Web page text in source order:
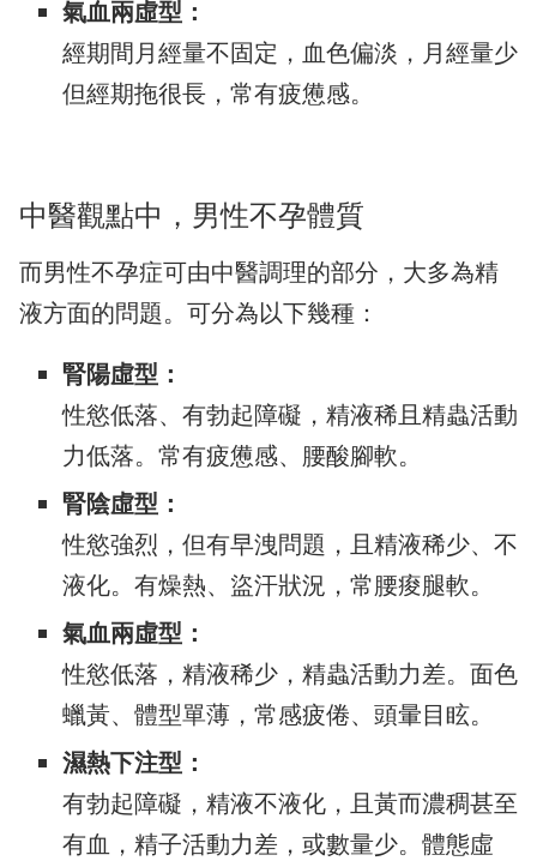
氣血兩虛型：
經期間月經量不固定，血色偏淡，月經量少
但經期拖很長，常有疲憊感。
中醫觀點中，男性不孕體質
而男性不孕症可由中醫調理的部分，大多為精
液方面的問題。可分為以下幾種：
腎陽虛型：
性慾低落、有勃起障礙，精液稀且精蟲活動
力低落。常有疲憊感、腰酸腳軟。
腎陰虛型：
性慾強烈，但有早洩問題，且精液稀少、不
液化。有燥熱、盜汗狀況，常腰痠腿軟。
氣血兩虛型：
性慾低落，精液稀少，精蟲活動力差。面色
蠟黃、體型單薄，常感疲倦、頭暈目眩。
濕熱下注型：
有勃起障礙，精液不液化，且黃而濃稠甚至
有血，精子活動力差，或數量少。體態虛